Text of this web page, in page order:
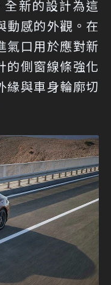
新的設計為這
動感的外觀。在
氣口用於應對新
的側窗線條強化
緣與車身輪廓切